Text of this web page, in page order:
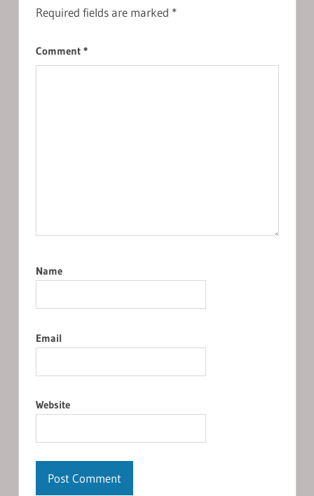
Required fields are marked *
Comment *
Name
Email
Website